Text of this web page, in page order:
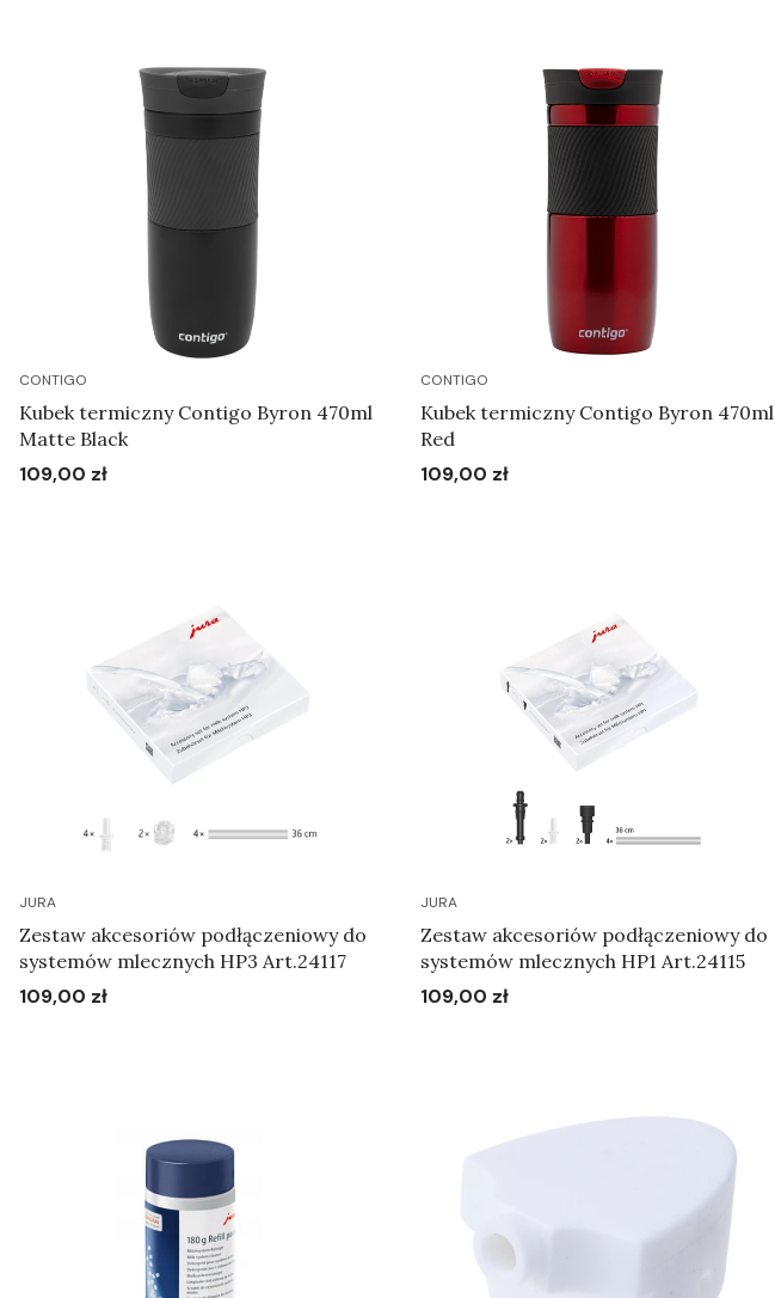
CONTIGO
Kubek termiczny Contigo Byron 470ml
Matte Black
Cena
109,00 zł
CONTIGO
Kubek termiczny Contigo Byron 470ml
Red
Cena
109,00 zł
JURA
Zestaw akcesoriów podłączeniowy do
systemów mlecznych HP3 Art.24117
Cena
109,00 zł
JURA
Zestaw akcesoriów podłączeniowy do
systemów mlecznych HP1 Art.24115
Cena
109,00 zł